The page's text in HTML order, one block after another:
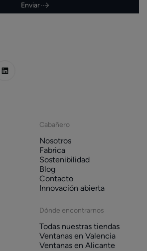
Enviar
Cabañero
Nosotros
Fabrica
Sostenibilidad
Blog
Contacto
Innovación abierta
Dónde encontrarnos
Todas nuestras tiendas
Ventanas en Valencia
Ventanas en Alicante